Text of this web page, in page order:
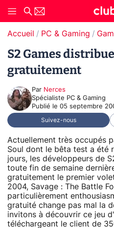
Accueil PC & Gaming
S2 Games
gratuitement
Par Nerces
Spécialiste PC & Gaming
Publié le 05 septembre
Suivez-nous
Actuellement très occupés
Soul dont le bêta test a été
jours, les développeurs de
toute fin de semaine
gratuitement le premier
2004, Savage : The Battle
particulièrement
gratuité change pas mal la
invitons à découvrir ce jeu
téléchargeant le client de